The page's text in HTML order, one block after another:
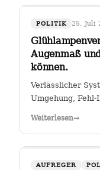
POLITIK 25. Juli
Augenmaß
können.
Verlässlicher
Umgehung,
Weiterlesen→
AUFREGER